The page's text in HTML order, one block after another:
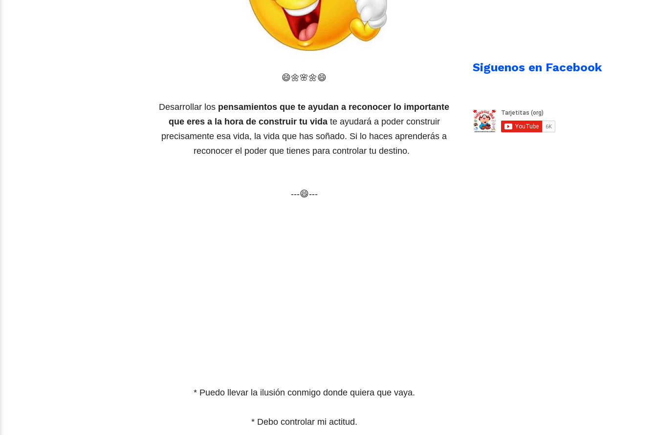
😄🌼🌸🌼😄
Desarrollar los pensamientos que te ayudan a reconocer lo importante
que eres a la hora de construir tu vidate ayudará a poder construir
precisamente esa vida, la vida que has soñado. Si lo haces aprenderás a
reconocer el poder que tienes para controlar tu destino.
---😄---
* Puedo llevar la ilusión conmigo donde quiera que vaya.
* Debo controlar mi actitud.
Siguenos en Facebook